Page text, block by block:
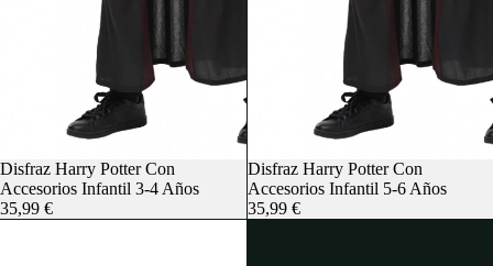
Agotado
Disfraz Harry Potter Con
Accesorios Infantil 3-4 Años
35,99 €
Agotado
Disfraz Harry Potter Con
Accesorios Infantil 5-6 Años
35,99 €